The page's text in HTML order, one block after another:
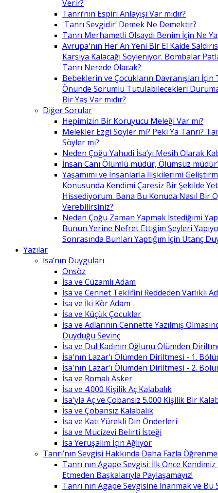
Verir?
Tanrı’nın Espiri Anlayışı Var mıdır?
'Tanrı Sevgidir’ Demek Ne Demektir?
Tanrı Merhametli Olsaydı Benim İçin Ne
Avrupa'nın Her An Yeni Bir El Kaide
Karşıya Kalacağı Söyleniyor. Bombalar
Tanrı Nerede Olacak?
Bebeklerin ve Çocukların Davranışları İçin
Önünde Sorumlu Tutulabilecekleri
Bir Yaş Var mıdır?
Diğer Sorular
Hepimizin Bir Koruyucu Meleği Var mı?
Melekler Ezgi Söyler mi? Peki Ya Tanrı?
Söyler mi?
Neden Çoğu Yahudi İsa’yı Mesih Olarak
İnsan Canı Ölümlü müdür, Ölümsüz
Yaşamımı ve İnsanlarla İlişkilerimi
Konusunda Kendimi Çaresiz Bir Şekilde
Hissediyorum. Bana Bu Konuda Nasıl Bir
Verebilirsiniz?
Neden Çoğu Zaman Yapmak İstediğimi
Bunun Yerine Nefret Ettiğim Şeyleri
Sonrasında Bunları Yaptığım İçin Utanç
Yazılar
İsa’nın Duyguları
Önsöz
İsa ve Cüzamlı Adam
İsa ve Cennet Teklifini Reddeden Varlıklı
İsa ve İki Kör Adam
İsa ve Küçük Çocuklar
İsa ve Adlarının Cennette Yazılmış
Duyduğu Sevinç
İsa ve Dul Kadının Oğlunu Ölümden
İsa'nın Lazar'ı Ölümden Diriltmesi - 1.
İsa'nın Lazar'ı Ölümden Diriltmesi - 2.
İsa ve Romalı Asker
İsa ve 4.000 Kişilik Aç Kalabalık
İsa'yla Aç ve Çobansız 5.000 Kişilik Bir
İsa ve Çobansız Kalabalık
İsa ve Katı Yürekli Din Önderleri
İsa ve Mucizevi Belirti İsteği
İsa Yeruşalim İçin Ağlıyor
Tanrı’nın Sevgisi Hakkında Daha Fazla
Tanrı'nın Agape Sevgisi: İlk Önce
Etmeden Başkalarıyla Paylaşamayız!
Tanrı'nın Agape Sevgisine İnanmak ve Bu